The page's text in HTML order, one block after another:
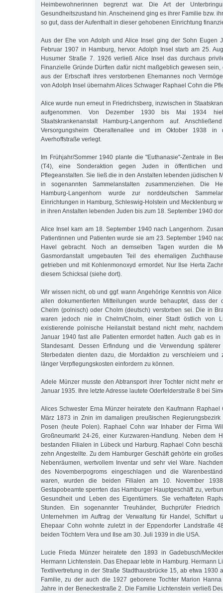
Heimbewohnerinnen begrenzt war. Die Art der
Gesundheitszustand hin. Anscheinend ging es ihrer Familie bzw.
so gut, dass der Aufenthalt in dieser gehobenen Einrichtung
Aus der Ehe von Adolph und Alice Insel ging der Sohn Eugen
Februar 1907 in Hamburg, hervor. Adolph Insel starb am 25.
Husumer Straße 7. 1926 verließ Alice Insel das durchaus
Finanzielle Gründe Dürften dafür nicht maßgeblich gewesen
aus der Erbschaft ihres verstorbenen Ehemannes noch
von Adolph Insel übernahm Alices Schwager Raphael Cohn die
Alice wurde nun erneut in Friedrichsberg, inzwischen in
aufgenommen. Von Dezember 1930 bis Mai 1934
Staatskrankenanstalt Hamburg-Langenhorn auf.
Versorgungsheim Oberaltenallee und im Oktober 1938 in
Averhoffstraße verlegt.
Im Frühjahr/Sommer 1940 plante die "Euthanasie"-Zentrale in
(T4), eine Sonderaktion gegen Juden in öffentlichen
Pflegeanstalten. Sie ließ die in den Anstalten lebenden jüdischen
in sogenannten Sammelanstalten zusammenziehen. Die
Hamburg-Langenhorn wurde zur norddeutschen
Einrichtungen in Hamburg, Schleswig-Holstein und Mecklenburg
in ihren Anstalten lebenden Juden bis zum 18. September 1940
Alice Insel kam am 18. September 1940 nach Langenhorn.
Patientinnen und Patienten wurde sie am 23. September 1940
Havel gebracht. Noch an demselben Tagen wurden die
Gasmordanstalt umgebauten Teil des ehemaligen
getrieben und mit Kohlenmonoxyd ermordet. Nur Ilse Herta
diesem Schicksal (siehe dort).
Wir wissen nicht, ob und ggf. wann Angehörige Kenntnis von
allen dokumentierten Mitteilungen wurde behauptet, dass der
Chelm (polnisch) oder Cholm (deutsch) verstorben sei. Die in
waren jedoch nie in Chelm/Cholm, einer Stadt östlich von
existierende polnische Heilanstalt bestand nicht mehr,
Januar 1940 fast alle Patienten ermordet hatten. Auch gab es in
Standesamt. Dessen Erfindung und die Verwendung
Sterbedaten dienten dazu, die Mordaktion zu verschleiern und
länger Verpflegungskosten einfordern zu können.
Adele Münzer musste den Abtransport ihrer Tochter nicht mehr
Januar 1935. Ihre letzte Adresse lautete Oderfelderstraße 8 bei
Alices Schwester Erna Münzer heiratete den Kaufmann Raphael
März 1873 in Znin im damaligen preußischen
Posen (heute Polen). Raphael Cohn war Inhaber der Firma
Großneumarkt 24-26, einer Kurzwaren-Handlung. Neben dem
bestanden Filialen in Lübeck und Harburg. Raphael Cohn
zehn Angestellte. Zu dem Hamburger Geschäft gehörte ein
Nebenräumen, wertvollem Inventar und sehr viel Ware.
des Novemberpogroms eingeschlagen und die
waren, wurden die beiden Filialen am 10. November 1938
Gestapobeamte sperrten das Hamburger Hauptgeschäft zu,
Gesundheit und Leben des Eigentümers. Sie verhafteten
Stunden. Ein sogenannter Treuhänder, Buchprüfer
Unternehmen im Auftrag der Verwaltung für Handel, Schiffart
Ehepaar Cohn wohnte zuletzt in der Eppendorfer Landstraße
beiden Töchtern Vera und Ilse am 30. Juli 1939 in die USA.
Lucie Frieda Münzer heiratete den 1893 in Gadebusch/
Hermann Lichtenstein. Das Ehepaar lebte in Hamburg. Hermann
Textilvertretung in der Straße Stadthausbrücke 15, ab etwa 1930
Familie, zu der auch die 1927 geborene Tochter Marion
Jahre in der Beneckestraße 2. Die Familie Lichtenstein verließ